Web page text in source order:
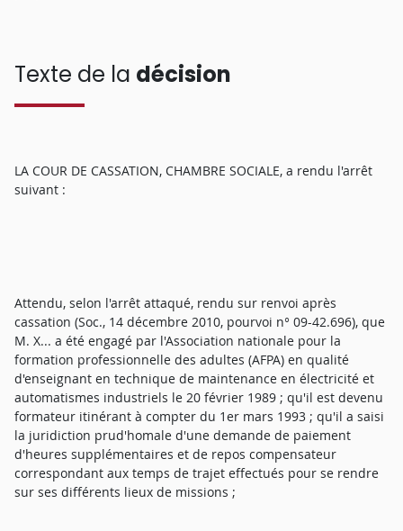
Texte de la décision
LA COUR DE CASSATION, CHAMBRE SOCIALE, a rendu l'arrêt
suivant :
Attendu, selon l'arrêt attaqué, rendu sur renvoi après
cassation (Soc., 14 décembre 2010, pourvoi n° 09-42.696), que
M. X... a été engagé par l'Association nationale pour la
formation professionnelle des adultes (AFPA) en qualité
d'enseignant en technique de maintenance en électricité et
automatismes industriels le 20 février 1989 ; qu'il est devenu
formateur itinérant à compter du 1er mars 1993 ; qu'il a saisi
la juridiction prud'homale d'une demande de paiement
d'heures supplémentaires et de repos compensateur
correspondant aux temps de trajet effectués pour se rendre
sur ses différents lieux de missions ;